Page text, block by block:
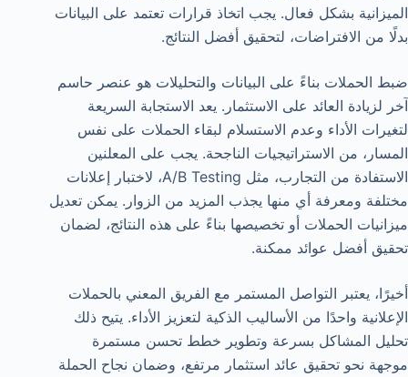
الميزانية بشكل فعال. يجب اتخاذ قرارات تعتمد على البيانات
بدلًا من الافتراضات، لتحقيق أفضل النتائج.
ضبط الحملات بناءً على البيانات والتحليلات هو عنصر حاسم
آخر لزيادة العائد على الاستثمار. يعد الاستجابة السريعة
لتغيرات الأداء وعدم الاستسلام لبقاء الحملات على نفس
المسار، من الاستراتيجيات الناجحة. يجب على المعلنين
الاستفادة من التجارب، مثل A/B Testing، لاختبار إعلانات
مختلفة ومعرفة أي منها يجذب المزيد من الزوار. يمكن تعديل
ميزانيات الحملات أو تخصيصها بناءً على هذه النتائج، لضمان
تحقيق أفضل عوائد ممكنة.
أخيرًا، يعتبر التواصل المستمر مع الفريق المعني بالحملات
الإعلانية واحدًا من الأساليب الذكية لتعزيز الأداء. يتيح ذلك
تحليل المشاكل بسرعة وتطوير خطط تحسن مستمرة
موجهة نحو تحقيق عائد استثمار مرتفع، وضمان نجاح الحملة